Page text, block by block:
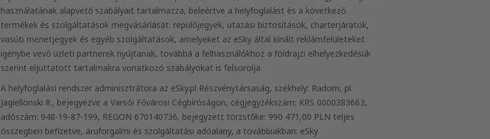
használatának alapvető szabályait tartalmazza, beleértve a helyfoglalást és a következő
termékek és szolgáltatások megvásárlását: repülőjegyek, utazási biztosítások, charterjáratok,
vasúti menetjegyek és egyéb szolgáltatások, amelyeket az eSky által kínált reklámfelületeket
igénybe vevő üzleti partnerek nyújtanak, továbbá a felhasználókhoz a földrajzi elhelyezkedésük
szerint eljuttatott tartalmakra vonatkozó szabályokat is felsorolja.
A helyfoglalási rendszer adminisztrátora az eSky.pl Részvénytársaság, székhely: Radom, pl.
Jagiellonski 8., bejegyezve a Varsói Fővárosi Cégbíróságon, cégjegyzékszám: KRS 0000383663,
adószám: 948-19-87-199, REGON 670140736, bejegyzett törzstőke: 990 471,00 PLN teljes
összegben befizetve, áruforgalmi és szolgáltatási adóalany, a továbbiakban: eSky.